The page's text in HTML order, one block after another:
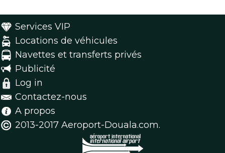
Services VIP
Locations de véhicules
Navettes et transferts privés
Publicité
Log in
Contactez-nous
A propos
2013-2017 Aeroport-Douala.com.